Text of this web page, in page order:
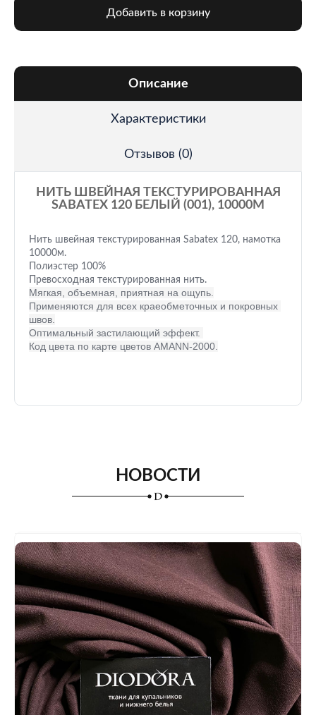
Добавить в корзину
Описание
Характеристики
Отзывов (0)
НИТЬ ШВЕЙНАЯ ТЕКСТУРИРОВАННАЯ
SABATEX 120 БЕЛЫЙ (001), 10000М
Нить швейная текстурированная Sabatex 120, намотка
10000м.
Полиэстер 100%
Превосходная текстурированная нить.
Мягкая, объемная, приятная на ощупь.
Применяются для всех краеобметочных и покровных
швов.
Оптимальный застилающий эффект.
Код цвета по карте цветов AMANN-2000.
НОВОСТИ